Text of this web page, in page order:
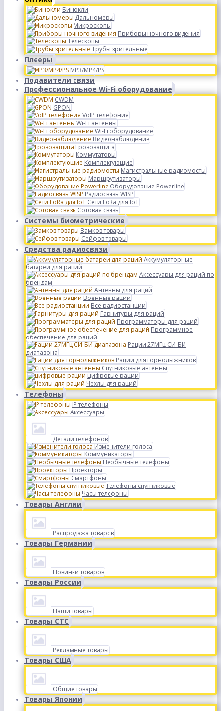
Бинокли
Дальномеры
Микроскопы
Приборы ночного видения
Телескопы
Трубы зрительные
Плееры
MP3/MP4/PS
Подавители связи
Профессиональное Wi-Fi оборудование
CWDM
GPON
VoIP телефония
Wi-Fi антенны
Wi-Fi оборудование
Видеонаблюдение
Грозозащита
Коммутаторы
Комплектующие
Магистральные радиомосты
Маршрутизаторы
Оборудование Powerline
Радиосвязь WISP
Сети LoRa для IoT
Сотовая связь
Системы биометрические
Замков товары
Сейфов товары
Средства радиосвязи
Аккумуляторные
батареи для раций
Аксессуары для раций по
брендам
Антенны для раций
Военные рации
Все радиостанции
Гарнитуры для раций
Программаторы для раций
Программное
обеспечение для раций
Рации 27МГц СИ-БИ
диапазона
Рации для горнолыжников
Спутниковые антенны
Цифровые рации
Чехлы для раций
Телефоны
IP телефоны
Аксессуары
Детали телефонов
Изменители голоса
Коммуникаторы
Необычные телефоны
Проекторы
Смартфоны
Телефоны спутниковые
Часы телефоны
Товары Англии
Распродажа товаров
Товары Германии
Новинки товаров
Товары России
Наши товары
Товары СТС
Рекламные товары
Товары США
Общие товары
Товары Японии